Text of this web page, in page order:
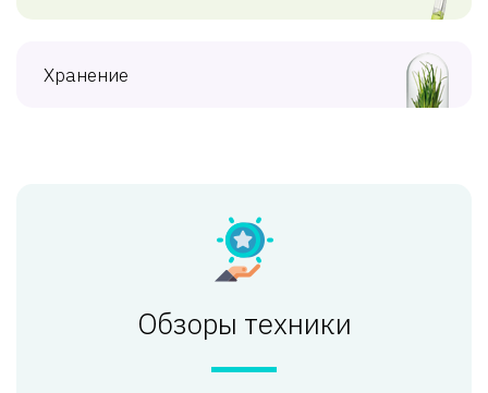
Хранение
Обзоры техники